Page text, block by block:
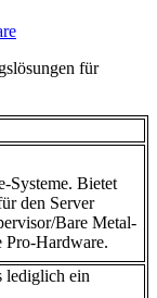
für
Systeme. Bietet
den Server
Bare Metal-
Pro-Hardware.
lediglich ein